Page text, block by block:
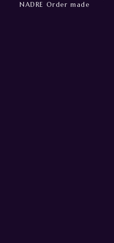
NADRE Order made